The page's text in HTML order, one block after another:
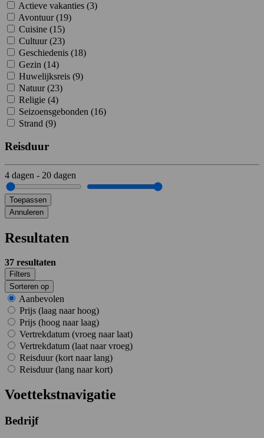
Actieve vakanties (3)
Avontuur (19)
Cuisine (15)
Cultuur (23)
Geschiedenis (18)
Gezin (14)
Huwelijksreis (9)
Natuur (23)
Religie (4)
Seizoensgebonden (16)
Strand (9)
Reisduur
4 dagen - 20 dagen
Toepassen
Annuleren
Resultaten
37 resultaten
Filters
Sorteren op
Aanbevolen
Prijs (laag naar hoog)
Prijs (hoog naar laag)
Vertrekdatum (vroeg naar laat)
Vertrekdatum (laat naar vroeg)
Reisduur (kort naar lang)
Reisduur (lang naar kort)
Voettekstnavigatie
Bedrijf